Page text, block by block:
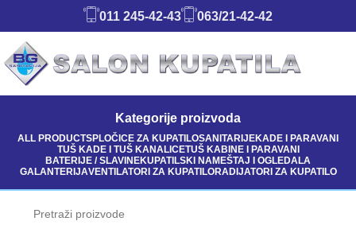
011 245-42-43 063/21-42-42
Kategorije proizvoda
ALL PRODUCTSPLOČICE ZA KUPATILOSANITARIJEKADE I PARAVANI
TUŠ KADE I TUŠ KANALICETUŠ KABINE I PARAVANI
BATERIJE / SLAVINEKUPATILSKI NAMEŠTAJ I OGLEDALA
GALANTERIJAVENTILATORI ZA KUPATILORADIJATORI ZA KUPATILO